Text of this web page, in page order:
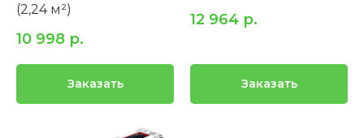
(2,24 м²)
10 998 р.
Заказать
12 964 р.
Заказать